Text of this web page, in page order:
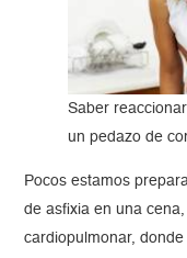
Saber
un pedazo de
Pocos estamos
de asfixia en una
cardiopulmonar,